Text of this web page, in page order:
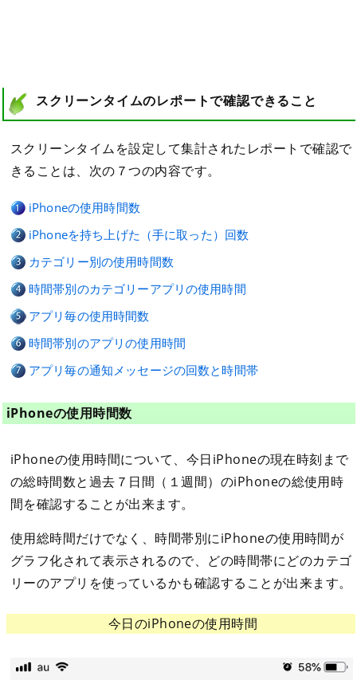
スクリーンタイムのレポートで確認できること
スクリーンタイムを設定して集計されたレポートで確認で
きることは、次の７つの内容です。
iPhoneの使用時間数
iPhoneを持ち上げた（手に取った）回数
カテゴリー別の使用時間数
時間帯別のカテゴリーアプリの使用時間
アプリ毎の使用時間数
時間帯別のアプリの使用時間
アプリ毎の通知メッセージの回数と時間帯
iPhoneの使用時間数
iPhoneの使用時間について、今日iPhoneの現在時刻まで
の総時間数と過去７日間（１週間）のiPhoneの総使用時
間を確認することが出来ます。
使用総時間だけでなく、時間帯別にiPhoneの使用時間が
グラフ化されて表示されるので、どの時間帯にどのカテゴ
リーのアプリを使っているかも確認することが出来ます。
今日のiPhoneの使用時間